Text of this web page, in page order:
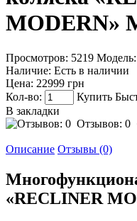
MODERN»
Просмотров: 5219 Модель:
Наличие: Есть в наличии
Цена: 22999 грн
Кол-во:
Купить
В закладки
Отзывов: 0
Описание Отзывы (0)
«RECLINER